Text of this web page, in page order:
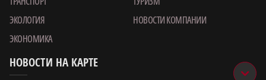
ЭКОЛОГИЯ
НОВОСТИ КОМПАНИИ
ЭКОНОМИКА
НОВОСТИ НА КАРТЕ